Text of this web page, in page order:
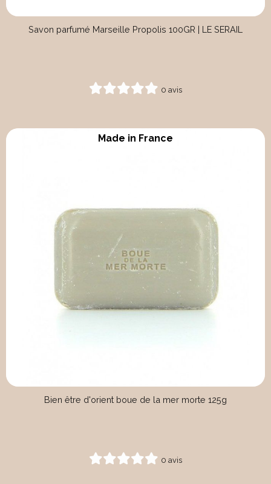
Savon parfumé Marseille Propolis 100GR | LE SERAIL
0 avis
Bien être d'orient boue de la mer morte 125g
0 avis
Made in France